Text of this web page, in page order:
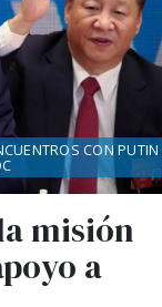
misión
a
CON PUTIN